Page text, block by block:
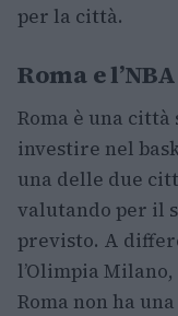
per la città.
Roma e
Roma è una
investire nel
una delle due
valutando per il
previsto. A
l’Olimpia
Roma non ha